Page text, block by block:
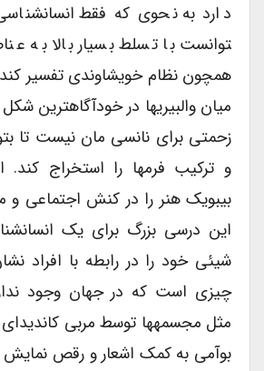
توانست با تسلط بسیار بالا به
همچون نظام خویشاوندی تفسیر کند،
میان والبیری­ها در خودآگاه­ترین شکل
زحمتی برای نانسی مان نیست تا
و ترکیب فرم­ها را استخراج کند.
بیبویک هنر را در کنش اجتماعی و
این درسی بزرگ برای یک
شیئی خود را در رابطه با افراد
چیزی است که در جهان وجود
مثل مجسمه­ها توسط مربی کاندیدای
بوآمی به کمک اشعار و رقص نمایش